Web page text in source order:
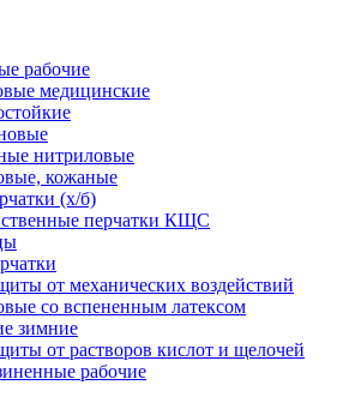
рабочие
медицинские
нитриловые
кожаные
(х/б)
перчатки КЩС
от механических воздействий
со вспененным латексом
зимние
от растворов кислот и щелочей
рабочие